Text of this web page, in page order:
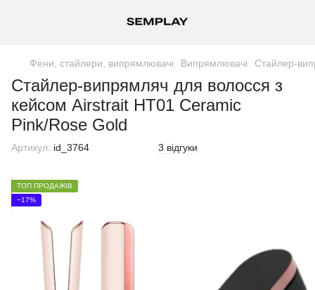
Фени, стайлери, випрямлювачі Випрямлювачі Стайлер-
Стайлер-випрямляч для волосся з
кейсом Airstrait HT01 Ceramic
Pink/Rose Gold
Артикул: id_3764 3 відгуки
ТОП ПРОДАЖІВ
−17%